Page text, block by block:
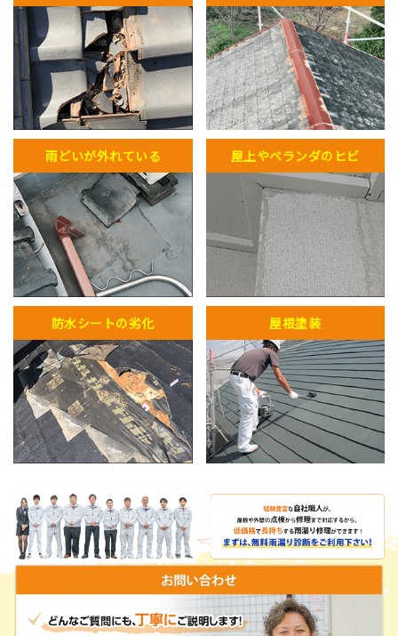
雨どいが外れている 屋上やベランダのヒビ
防水シートの劣化 屋根塗装